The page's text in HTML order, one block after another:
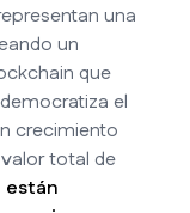
una
un
que
el
crecimiento
total de
están